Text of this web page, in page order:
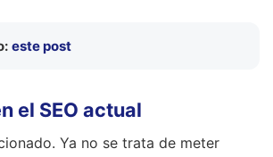
este post
el SEO actual
Ya no se trata de meter